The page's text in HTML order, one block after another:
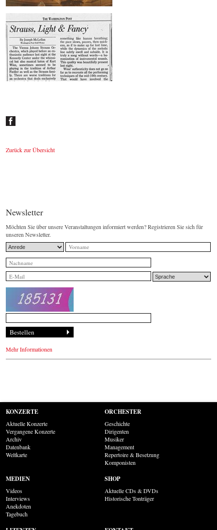
1987 - 2. Tournee durch die USA -
Galerie© by WJSO-Archive
Zurück zur Übersicht
Newsletter
Möchten Sie über unsere Veranstaltungen informiert werden? Registrieren Sie sich für
unseren Newsletter.
Mehr Informationen
KONZERTE
Aktuelle Konzerte
Vergangene Konzerte
Archiv
Datenbank
Weltkarte
ORCHESTER
Geschichte
Dirigenten
Musiker
Management
Repertoire & Besetzung
Komponisten
MEDIEN
Videos
Interviews
Anekdoten
Tagebuch
SHOP
Aktuelle CDs & DVDs
Historische Tonträger